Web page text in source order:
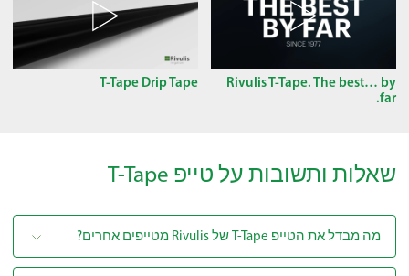
Rivulis T-Tape. The best… by
far.
T-Tape Drip Tape
שאלות ותשובות על טייפ T-Tape
מה מבדל את הטייפ T-Tape של Rivulis מטייפים אחרים?